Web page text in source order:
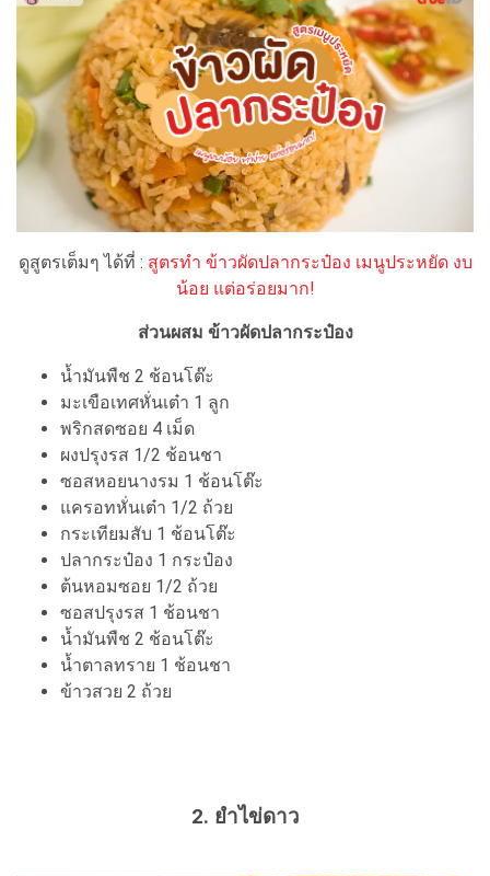
ดูสูตรเต็มๆ ได้ที่ : สูตรทำ ข้าวผัดปลากระป๋อง เมนูประหยัด งบ
น้อย แต่อร่อยมาก!
ส่วนผสม ข้าวผัดปลากระป๋อง
น้ำมันพืช 2 ช้อนโต๊ะ
มะเขือเทศหั่นเต๋า 1 ลูก
พริกสดซอย 4 เม็ด
ผงปรุงรส 1/2 ช้อนชา
ซอสหอยนางรม 1 ช้อนโต๊ะ
แครอทหั่นเต๋า 1/2 ถ้วย
กระเทียมสับ 1 ช้อนโต๊ะ
ปลากระป๋อง 1 กระป๋อง
ต้นหอมซอย 1/2 ถ้วย
ซอสปรุงรส 1 ช้อนชา
น้ำมันพืช 2 ช้อนโต๊ะ
น้ำตาลทราย 1 ช้อนชา
ข้าวสวย 2 ถ้วย
2. ยำไข่ดาว